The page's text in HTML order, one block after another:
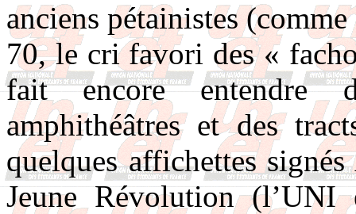
anciens pétainistes
70, le cri favori des «
fait encore entendre
amphithéâtres et des
quelques affichettes
Jeune Révolution